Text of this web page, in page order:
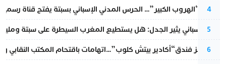
4
عملية “الهروب الكبير”… الحرس المدني الإسباني بسبتة يفتح قناة
5
تقرير إسباني يثير الجدل: هل يستطيع المغرب السيطرة على سبتة
6
أزمة تهز فندق“أكادير بيتش كلوب”…اتهامات باقتحام المكتب النقابي